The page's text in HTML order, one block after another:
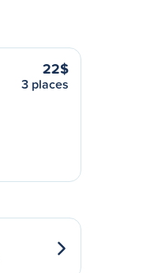
22$
3 places